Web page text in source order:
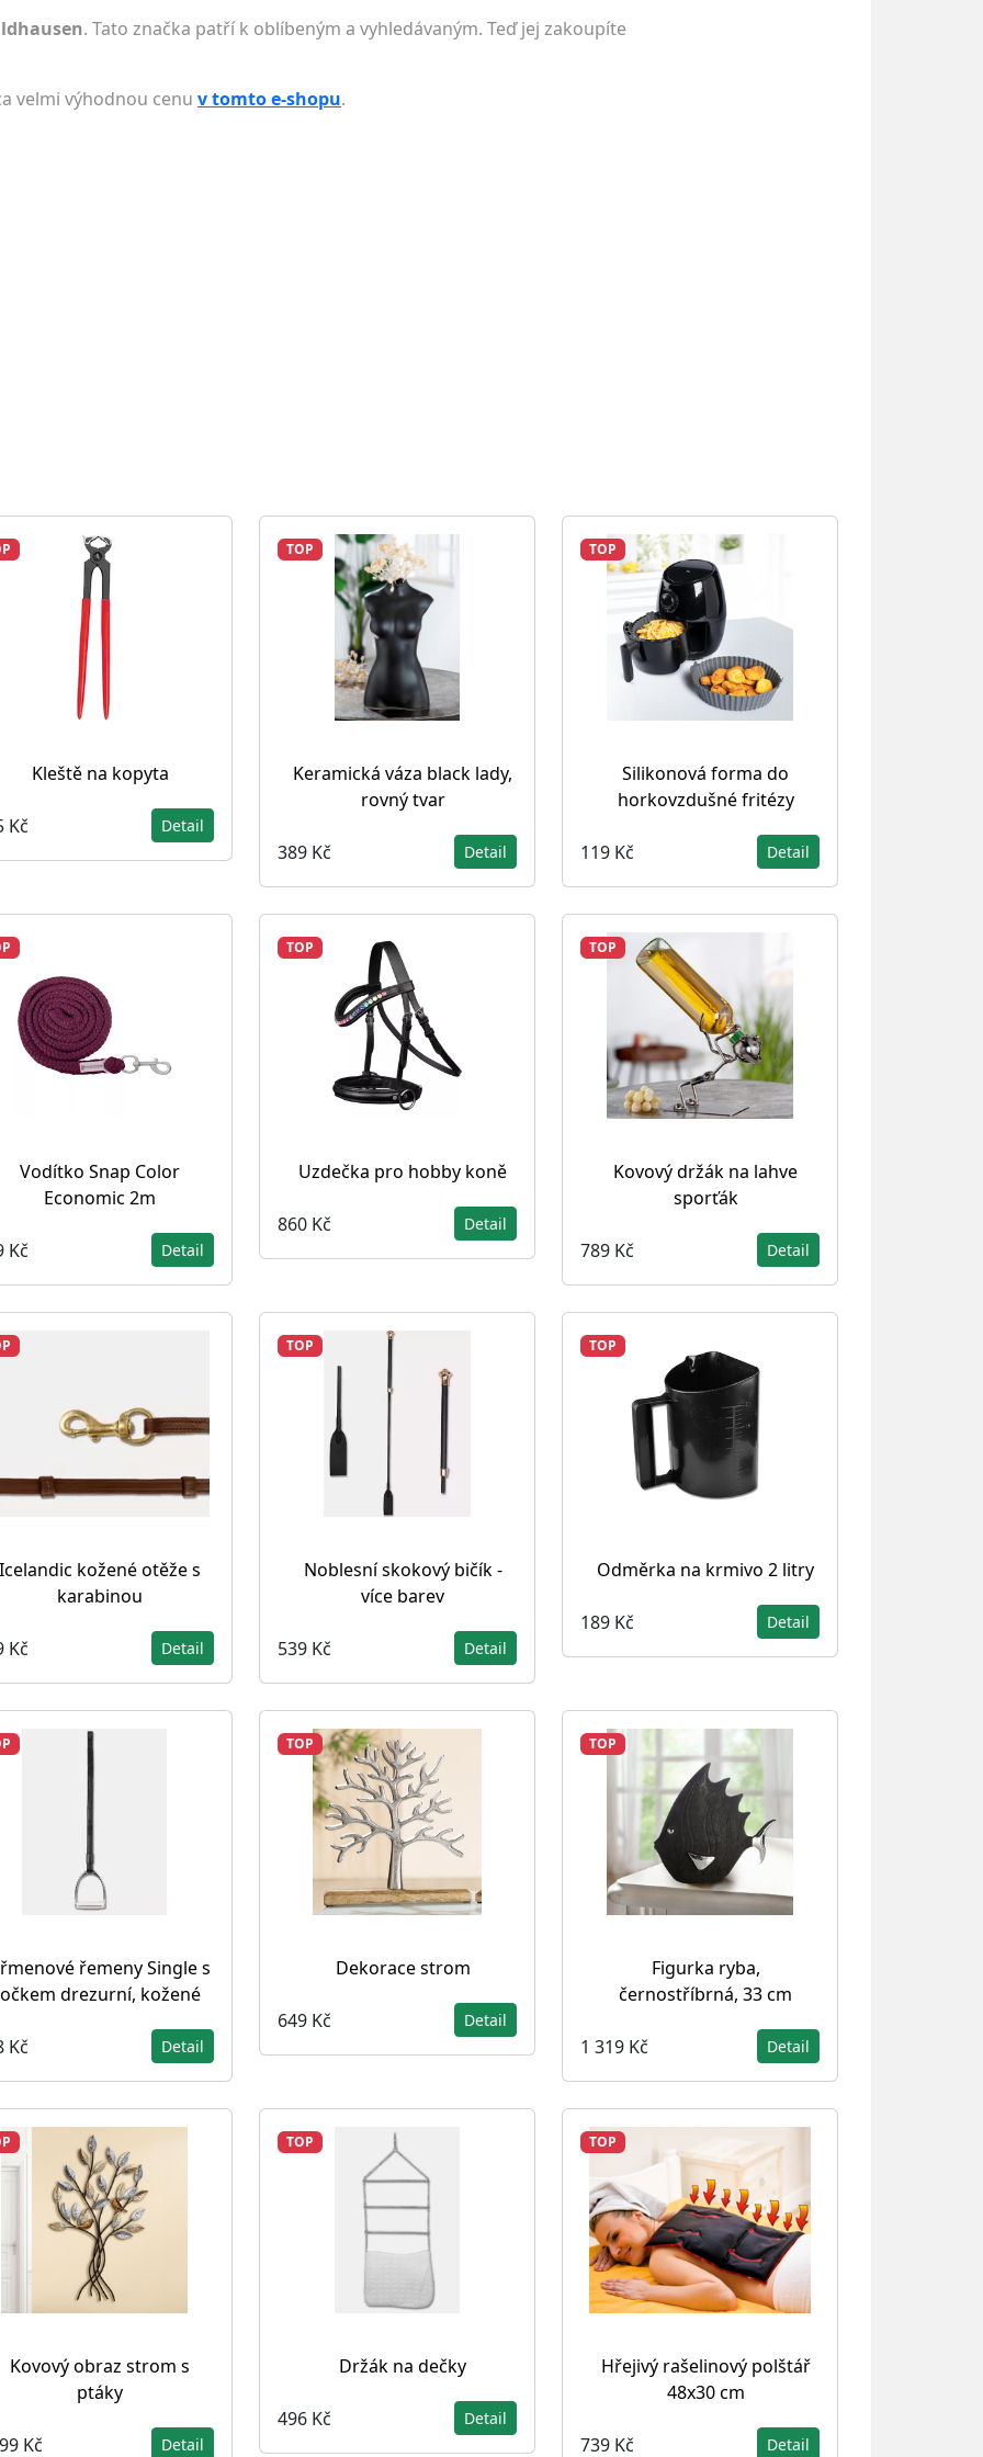
. Tato značka patří k oblíbeným a vyhledávaným. Teď jej zakoupíte
velmi výhodnou cenu v tomto e-shopu.
Kleště na kopyta
Kč Detail
TOP
Keramická váza black lady,
rovný tvar
389 Kč Detail
TOP
Silikonová forma do
horkovzdušné fritézy
119 Kč Detail
Vodítko Snap Color
Economic 2m
Kč Detail
TOP
Uzdečka pro hobby koně
860 Kč Detail
TOP
Kovový držák na lahve
sporťák
789 Kč Detail
Icelandic kožené otěže s
karabinou
Kč Detail
TOP
Noblesní skokový bičík -
více barev
539 Kč Detail
TOP
Odměrka na krmivo 2 litry
189 Kč Detail
řemeny Single s
očkem drezurní, kožené
Kč Detail
TOP
Dekorace strom
649 Kč Detail
TOP
Figurka ryba,
černostříbrná, 33 cm
1 319 Kč Detail
Kovový obraz strom s
ptáky
Kč Detail
TOP
Držák na dečky
496 Kč Detail
TOP
Hřejivý rašelinový polštář
48x30 cm
739 Kč Detail